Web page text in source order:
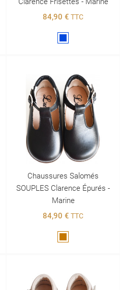
84,90 € TTC
Chaussures Salomés
SOUPLES Clarence Épurés -
Marine
84,90 € TTC